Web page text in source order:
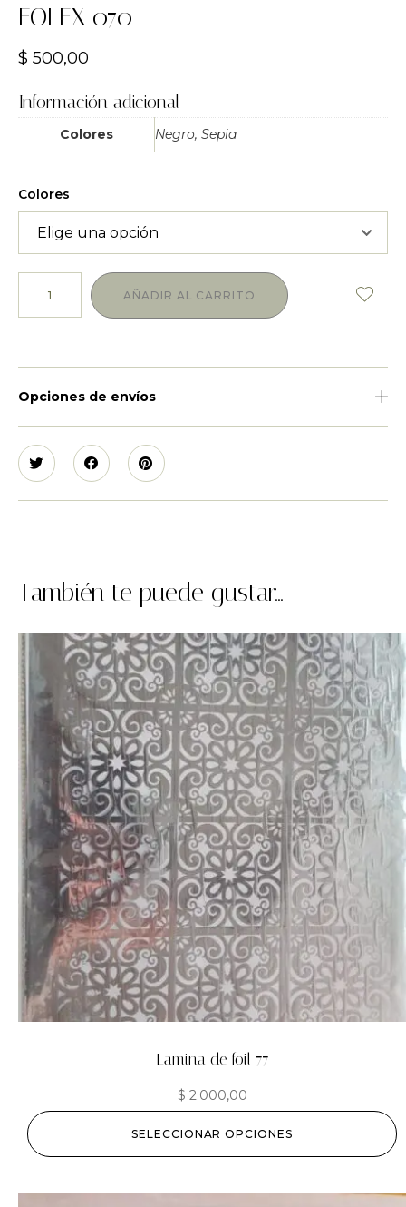
FOLEX 070
$ 500,00
Información adicional
Colores Negro, Sepia
Colores
AÑADIR AL CARRITO
Opciones de envíos
También te puede gustar...
Lamina de foil 77
$ 2.000,00
SELECCIONAR OPCIONES